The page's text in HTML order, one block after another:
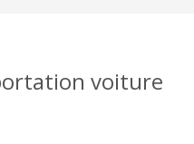
voiture